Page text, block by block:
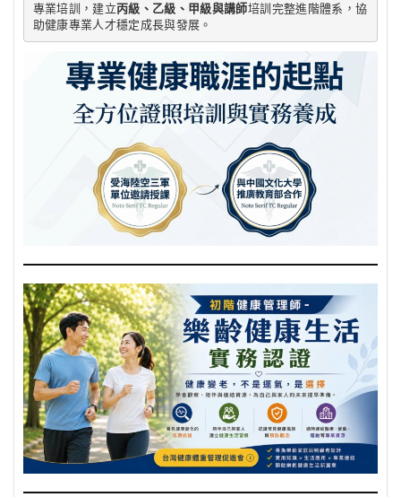
專業培訓，建立丙級、乙級、甲級與講師培訓完整進階體系，協
助健康專業人才穩定成長與發展。